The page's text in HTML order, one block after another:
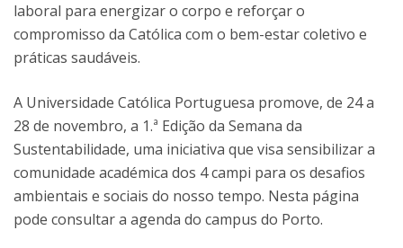
laboral para energizar o corpo e reforçar o
compromisso da Católica com o bem-estar coletivo e
práticas saudáveis.
A Universidade Católica Portuguesa promove, de 24 a
28 de novembro, a 1.ª Edição da Semana da
Sustentabilidade, uma iniciativa que visa sensibilizar a
comunidade académica dos 4 campi para os desafios
ambientais e sociais do nosso tempo. Nesta página
pode consultar a agenda do campus do Porto.